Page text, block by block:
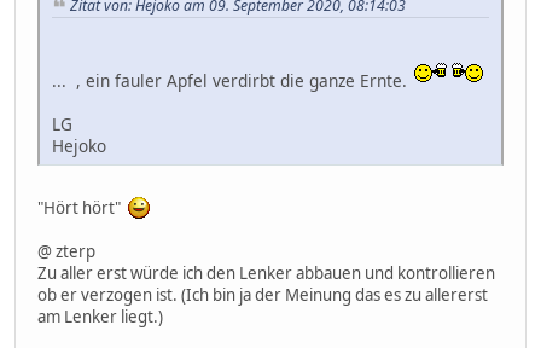
Zitat von: Hejoko am 09. September 2020, 08:14:03
... , ein fauler Apfel verdirbt die ganze Ernte.
LG
Hejoko
"Hört hört"
@ zterp
Zu aller erst würde ich den Lenker abbauen und kontrollieren
ob er verzogen ist. (Ich bin ja der Meinung das es zu allererst
am Lenker liegt.)